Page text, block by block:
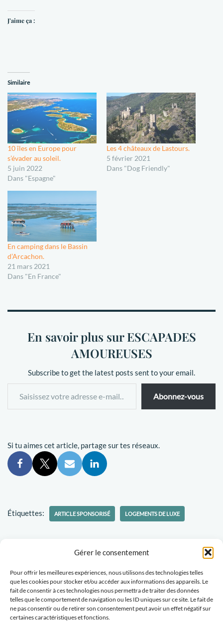
Gérer le consentement
Pour offrir les meilleures expériences, nous utilisons des technologies telles
que les cookies pour stocker et/ou accéder aux informations des appareils. Le
fait de consentir à ces technologies nous permettra de traiter des données
telles que le comportement de navigation ou les ID uniques sur ce site. Le fait de
ne pas consentir ou de retirer son consentement peut avoir un effet négatif sur
certaines caractéristiques et fonctions.
J’aime ça :
Similaire
10 îles en Europe pour
s’évader au soleil.
5 juin 2022
Dans "Espagne"
Les 4 châteaux de Lastours.
5 février 2021
Dans "Dog Friendly"
En camping dans le Bassin
d’Arcachon.
21 mars 2021
Dans "En France"
En savoir plus sur ESCAPADES
AMOUREUSES
Subscribe to get the latest posts sent to your email.
Abonnez-vous
Si tu aimes cet article, partage sur tes réseaux.
Étiquettes: ARTICLE SPONSORISÉ LOGEMENTS DE LUXE
Politique-confidentialités
Travaillons ensemble
Tu veux recevoir des nouvelles d'Escapades Amoureuses ?